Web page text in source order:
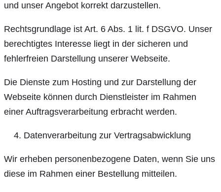
und unser Angebot korrekt darzustellen.
Rechtsgrundlage ist Art. 6 Abs. 1 lit. f DSGVO. Unser
berechtigtes Interesse liegt in der sicheren und
fehlerfreien Darstellung unserer Webseite.
Die Dienste zum Hosting und zur Darstellung der
Webseite können durch Dienstleister im Rahmen
einer Auftragsverarbeitung erbracht werden.
Datenverarbeitung zur Vertragsabwicklung
Wir erheben personenbezogene Daten, wenn Sie uns
diese im Rahmen einer Bestellung mitteilen.